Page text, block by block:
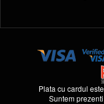
Plata cu cardul
Suntem